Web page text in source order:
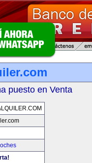
puesto en Venta